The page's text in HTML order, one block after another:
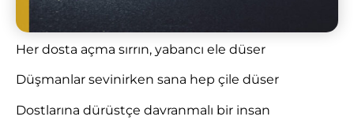
Her dosta açma sırrın, yabancı ele düser
Düşmanlar sevinirken sana hep çile düser
Dostlarına dürüstçe davranmalı bir insan